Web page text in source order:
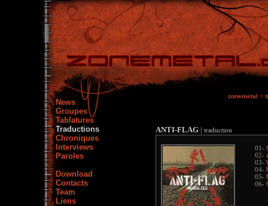
News
Groupes
Tablatures
Traductions
Chroniques
Interviews
Paroles
Download
Contacts
Team
Liens
zonemetal >
ANTI-FLAG | traduction
01-
02-
03-
04-
05-
06-